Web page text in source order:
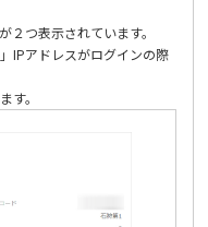
つ表示されています。
IPアドレスがログインの際
す。